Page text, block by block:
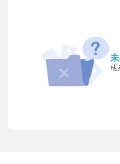
成